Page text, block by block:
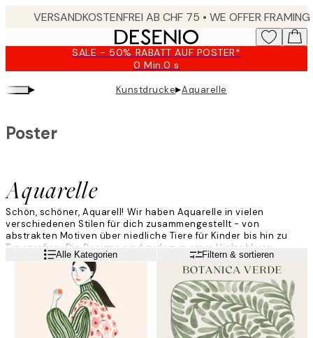
SALE - 50% RABATT AUF POSTER*
0 Min.0 s
Gültig
bis:
2026-
▸ Kunstdrucke▸Aquarelle
Aquarelle
Poster
Schön, schöner, Aquarell! Wir haben Aquarelle in vielen
verschiedenen Stilen für dich zusammengestellt - von
abstrakten Motiven über niedliche Tiere für Kinder bis hin zu
Typografien. Die Designs sind zudem in einer Vielzahl von
Farben erhältlich. In dieser Kategorie wirst du ganz sicher dein
neues Lieblingsstück finden!
WeiterlesenAlle Kategorien Filtern & sortieren